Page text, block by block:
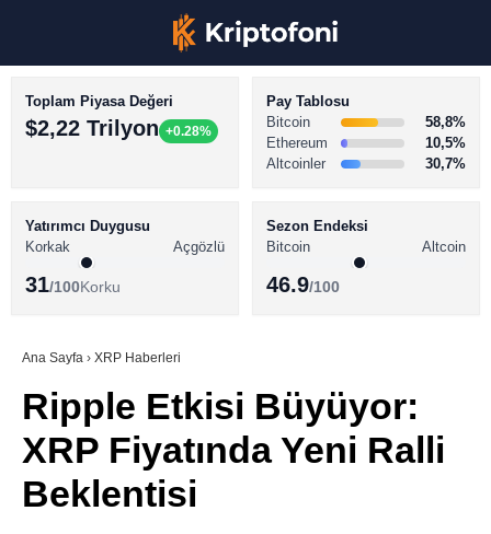
Youtube
TikTok
BİTCOİN HABERLERİ
ALTCOİN HABERLERİ
SÖZLÜK
Toplam Piyasa Değeri
$2,22 Trilyon +0.28%
Pay Tablosu
Bitcoin
58,8%
Ethereum
10,5%
Altcoinler
30,7%
Yatırımcı Duygusu
Korkak
Açgözlü
31/100Korku
Sezon Endeksi
Bitcoin
Altcoin
46.9/100
Ana Sayfa › XRP Haberleri
Ripple Etkisi Büyüyor:
XRP Fiyatında Yeni Ralli
Beklentisi